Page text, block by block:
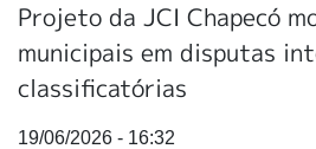
Projeto da JCI Chapecó
municipais em disputas
classificatórias
19/06/2026 - 16:32